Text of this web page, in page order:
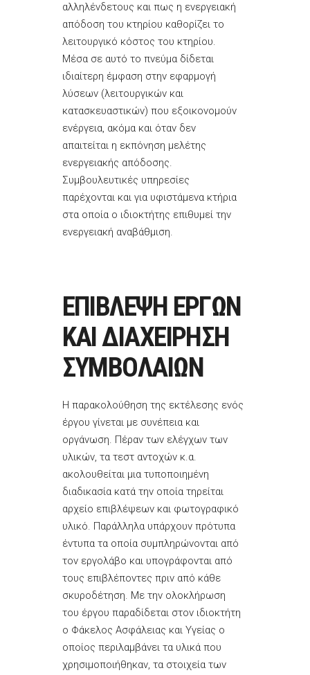
αλληλένδετους και πως η ενεργειακή
απόδοση του κτηρίου καθορίζει το
λειτουργικό κόστος του κτηρίου.
Μέσα σε αυτό το πνεύμα δίδεται
ιδιαίτερη έμφαση στην εφαρμογή
λύσεων (λειτουργικών και
κατασκευαστικών) που εξοικονομούν
ενέργεια, ακόμα και όταν δεν
απαιτείται η εκπόνηση μελέτης
ενεργειακής απόδοσης.
Συμβουλευτικές υπηρεσίες
παρέχονται και για υφιστάμενα κτήρια
στα οποία ο ιδιοκτήτης επιθυμεί την
ενεργειακή αναβάθμιση.
ΕΠΙΒΛΕΨΗ ΕΡΓΩΝ
ΚΑΙ ΔΙΑΧΕΙΡΗΣΗ
ΣΥΜΒΟΛΑΙΩΝ
Η παρακολούθηση της εκτέλεσης ενός
έργου γίνεται με συνέπεια και
οργάνωση. Πέραν των ελέγχων των
υλικών, τα τεστ αντοχών κ.α.
ακολουθείται μια τυποποιημένη
διαδικασία κατά την οποία τηρείται
αρχείο επιβλέψεων και φωτογραφικό
υλικό. Παράλληλα υπάρχουν πρότυπα
έντυπα τα οποία συμπληρώνονται από
τον εργολάβο και υπογράφονται από
τους επιβλέποντες πριν από κάθε
σκυροδέτηση. Με την ολοκλήρωση
του έργου παραδίδεται στον ιδιοκτήτη
ο Φάκελος Ασφάλειας και Υγείας ο
οποίος περιλαμβάνει τα υλικά που
χρησιμοποιήθηκαν, τα στοιχεία των